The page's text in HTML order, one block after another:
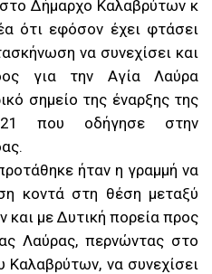
Δήμαρχο Καλαβρύτων κ
ότι εφόσον έχει φτάσει
να συνεχίσει και
για την Αγία Λαύρα
σημείο της έναρξης της
που οδήγησε στην
ήταν η γραμμή να
κοντά στη θέση μεταξύ
με Δυτική πορεία προς
Λαύρας, περνώντας στο
Καλαβρύτων, να συνεχίσει